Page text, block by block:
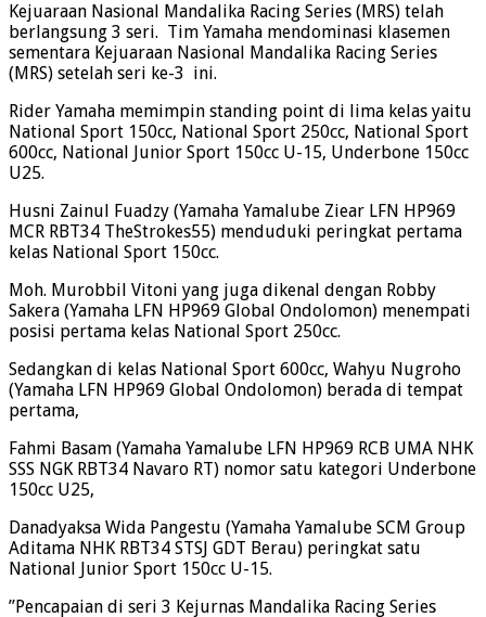
Kejuaraan Nasional Mandalika Racing Series (MRS) telah
berlangsung 3 seri. Tim Yamaha mendominasi klasemen
sementara Kejuaraan Nasional Mandalika Racing Series
(MRS) setelah seri ke-3 ini.
Rider Yamaha memimpin standing point di lima kelas yaitu
National Sport 150cc, National Sport 250cc, National Sport
600cc, National Junior Sport 150cc U-15, Underbone 150cc
U25.
Husni Zainul Fuadzy (Yamaha Yamalube Ziear LFN HP969
MCR RBT34 TheStrokes55) menduduki peringkat pertama
kelas National Sport 150cc.
Moh. Murobbil Vitoni yang juga dikenal dengan Robby
Sakera (Yamaha LFN HP969 Global Ondolomon) menempati
posisi pertama kelas National Sport 250cc.
Sedangkan di kelas National Sport 600cc, Wahyu Nugroho
(Yamaha LFN HP969 Global Ondolomon) berada di tempat
pertama,
Fahmi Basam (Yamaha Yamalube LFN HP969 RCB UMA NHK
SSS NGK RBT34 Navaro RT) nomor satu kategori Underbone
150cc U25,
Danadyaksa Wida Pangestu (Yamaha Yamalube SCM Group
Aditama NHK RBT34 STSJ GDT Berau) peringkat satu
National Junior Sport 150cc U-15.
”Pencapaian di seri 3 Kejurnas Mandalika Racing Series